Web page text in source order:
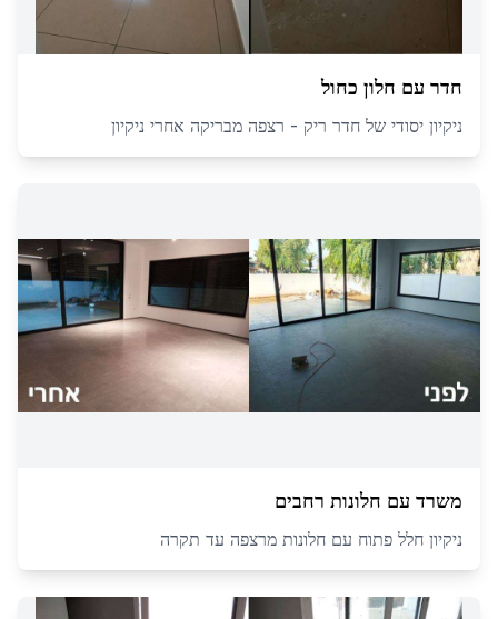
חדר עם חלון כחול
ניקיון יסודי של חדר ריק - רצפה מבריקה אחרי ניקיון
משרד עם חלונות רחבים
ניקיון חלל פתוח עם חלונות מרצפה עד תקרה